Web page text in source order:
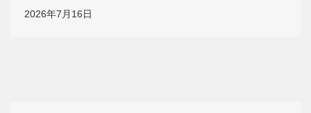
2026年7月16日